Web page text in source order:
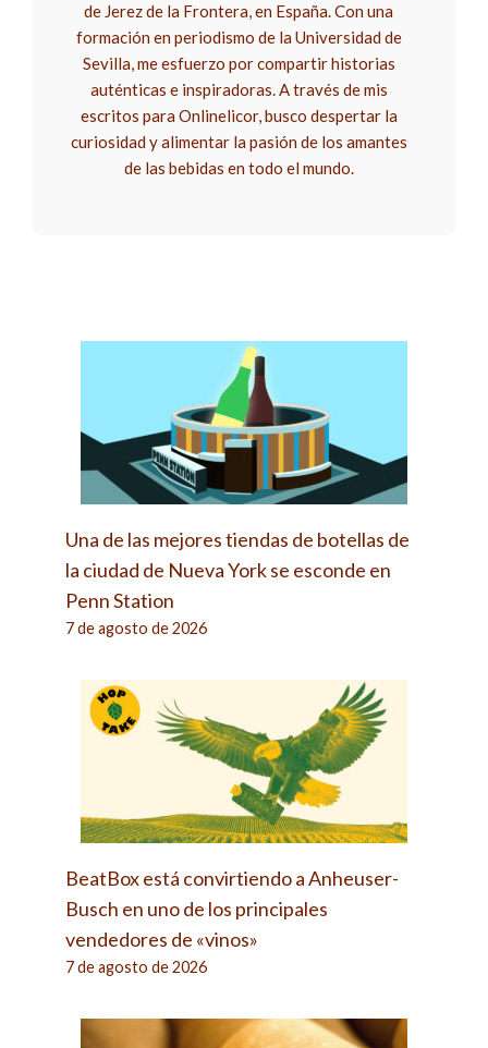
de Jerez de la Frontera, en España. Con una
formación en periodismo de la Universidad de
Sevilla, me esfuerzo por compartir historias
auténticas e inspiradoras. A través de mis
escritos para Onlinelicor, busco despertar la
curiosidad y alimentar la pasión de los amantes
de las bebidas en todo el mundo.
Una de las mejores tiendas de botellas de
la ciudad de Nueva York se esconde en
Penn Station
7 de agosto de 2026
BeatBox está convirtiendo a Anheuser-
Busch en uno de los principales
vendedores de «vinos»
7 de agosto de 2026